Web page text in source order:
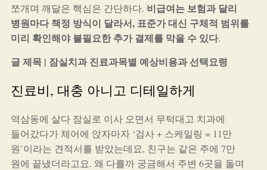
쪼개며 깨달은 핵심은 간단하다. 비급여는 보험과 달리
병원마다 책정 방식이 달라서, 표준가 대신 구체적 범위를
미리 확인해야 불필요한 추가 결제를 막을 수 있다.
글 제목 | 잠실치과 진료과목별 예상비용과 선택요령
진료비, 대충 아니고 디테일하게
역삼동에 살다 잠실로 이사 오면서 무턱대고 치과에
들어갔다가 체어에 앉자마자 ‘검사 + 스케일링 = 11만
원’이라는 견적서를 받았는데요, 친구는 같은 주에 7만
원에 끝냈더라고요. 왜 다를까 궁금해서 주변 6곳을 돌며